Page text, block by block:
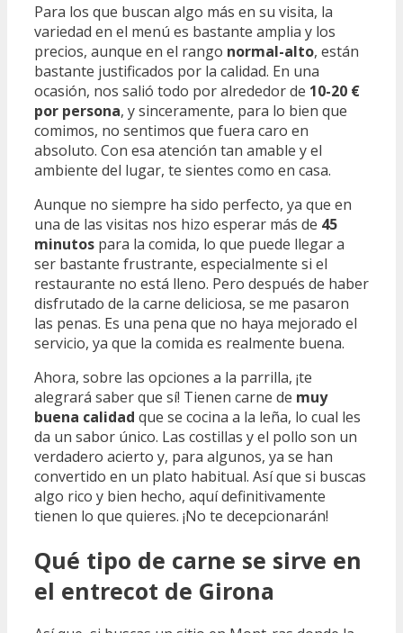
Para los que buscan algo más en su visita, la
variedad en el menú es bastante amplia y los
precios, aunque en el rango normal-alto, están
bastante justificados por la calidad. En una
ocasión, nos salió todo por alrededor de 10-20 €
por persona, y sinceramente, para lo bien que
comimos, no sentimos que fuera caro en
absoluto. Con esa atención tan amable y el
ambiente del lugar, te sientes como en casa.
Aunque no siempre ha sido perfecto, ya que en
una de las visitas nos hizo esperar más de 45
minutos para la comida, lo que puede llegar a
ser bastante frustrante, especialmente si el
restaurante no está lleno. Pero después de haber
disfrutado de la carne deliciosa, se me pasaron
las penas. Es una pena que no haya mejorado el
servicio, ya que la comida es realmente buena.
Ahora, sobre las opciones a la parrilla, ¡te
alegrará saber que sí! Tienen carne de muy
buena calidad que se cocina a la leña, lo cual les
da un sabor único. Las costillas y el pollo son un
verdadero acierto y, para algunos, ya se han
convertido en un plato habitual. Así que si buscas
algo rico y bien hecho, aquí definitivamente
tienen lo que quieres. ¡No te decepcionarán!
Qué tipo de carne se sirve en
el entrecot de Girona